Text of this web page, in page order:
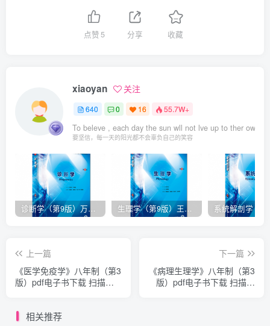
点赞 5 分享 收藏
xiaoyan 关注
640 0 16 55.7W+
To beleve , each day the sun wll not lve up to ther own
要坚信，每一天的阳光都不会辜负自己的笑容
诊断学（第9版）万学红主编_人卫版教材.PDF电子书下载 生理学（第9版）王庭槐主编_人卫版教材.PDF电子书下载
上一篇
《医学免疫学》八年制（第3
版）pdf电子书下载 扫描版
下一篇
《病理生理学》八年制（第3
版）pdf电子书下载 扫描版
相关推荐